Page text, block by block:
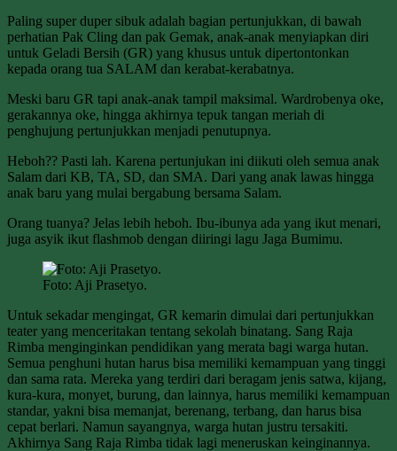
Paling super duper sibuk adalah bagian pertunjukkan, di bawah
perhatian Pak Cling dan pak Gemak, anak-anak menyiapkan diri
untuk Geladi Bersih (GR) yang khusus untuk dipertontonkan
kepada orang tua SALAM dan kerabat-kerabatnya.
Meski baru GR tapi anak-anak tampil maksimal. Wardrobenya oke,
gerakannya oke, hingga akhirnya tepuk tangan meriah di
penghujung pertunjukkan menjadi penutupnya.
Heboh?? Pasti lah. Karena pertunjukan ini diikuti oleh semua anak
Salam dari KB, TA, SD, dan SMA. Dari yang anak lawas hingga
anak baru yang mulai bergabung bersama Salam.
Orang tuanya? Jelas lebih heboh. Ibu-ibunya ada yang ikut menari,
juga asyik ikut flashmob dengan diiringi lagu Jaga Bumimu.
Foto: Aji Prasetyo.
Untuk sekadar mengingat, GR kemarin dimulai dari pertunjukkan
teater yang menceritakan tentang sekolah binatang. Sang Raja
Rimba menginginkan pendidikan yang merata bagi warga hutan.
Semua penghuni hutan harus bisa memiliki kemampuan yang tinggi
dan sama rata. Mereka yang terdiri dari beragam jenis satwa, kijang,
kura-kura, monyet, burung, dan lainnya, harus memiliki kemampuan
standar, yakni bisa memanjat, berenang, terbang, dan harus bisa
cepat berlari. Namun sayangnya, warga hutan justru tersakiti.
Akhirnya Sang Raja Rimba tidak lagi meneruskan keinginannya.